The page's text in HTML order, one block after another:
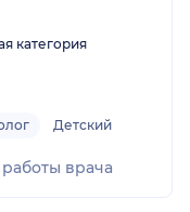
категория
Детский
врача